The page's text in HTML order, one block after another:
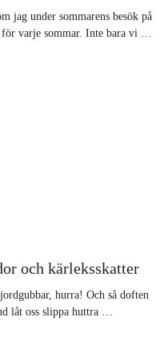
jag under sommarens besök på
varje sommar. Inte bara vi …
och kärleksskatter
hurra! Och så doften
låt oss slippa huttra …